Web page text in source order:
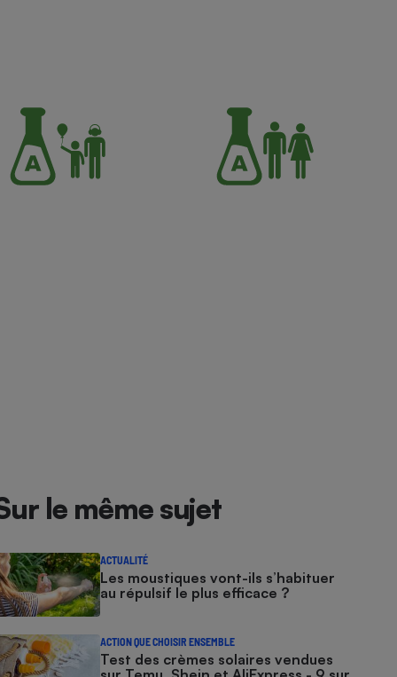
le même sujet
ACTUALITÉ
Les moustiques vont-ils s’habituer
au répulsif le plus efficace ?
ACTION QUE CHOISIR ENSEMBLE
Test des crèmes solaires vendues